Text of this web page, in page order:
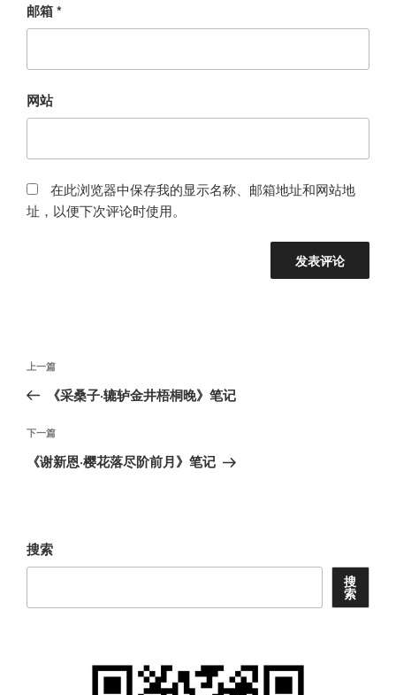
邮箱*
网站
在此浏览器中保存我的显示名称、邮箱地址和网站地
址，以便下次评论时使用。
文
导
航
上
一
文
章
上一篇
《采桑子·辘轳金井梧桐晚》笔记
下
一
下一篇
《谢新恩·樱花落尽阶前月》笔记
搜索
搜
索